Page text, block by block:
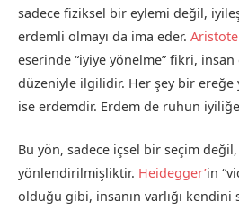
sadece fiziksel bir eylemi değil,
erdemli olmayı da ima eder.
eserinde “iyiye yönelme” fikri,
düzeniyle ilgilidir. Her şey bir ereğe
ise erdemdir. Erdem de ruhun
Bu yön, sadece içsel bir seçim
yönlendirilmişliktir. Heidegger’in
olduğu gibi, insanın varlığı kendini